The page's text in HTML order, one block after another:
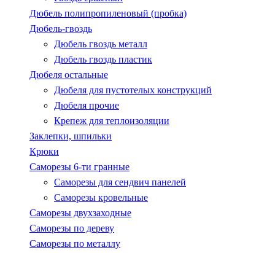
Дюбель полипропиленовый (пробка)
Дюбель-гвоздь
Дюбель гвоздь металл
Дюбель гвоздь пластик
Дюбеля остальные
Дюбеля для пустотелых конструкций
Дюбеля прочие
Крепеж для теплоизоляции
Заклепки, шпильки
Крюки
Саморезы 6-ти гранные
Саморезы для сендвич панелей
Саморезы кровельные
Саморезы двухзаходные
Саморезы по дереву
Саморезы по металлу